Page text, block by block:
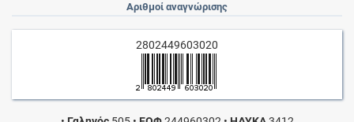
Αριθμοί αναγνώρισης
2802449603020